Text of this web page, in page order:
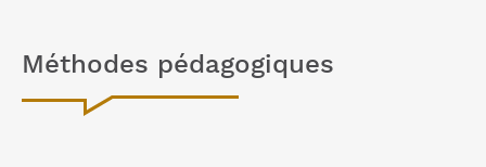
Méthodes pédagogiques